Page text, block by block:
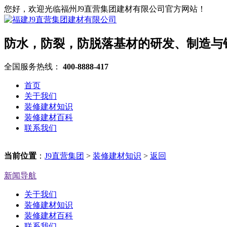
您好，欢迎光临福州J9直营集团建材有限公司官方网站！
防水，防裂，防脱落基材的研发、制造与
全国服务热线： 400-8888-417
首页
关于我们
装修建材知识
装修建材百科
联系我们
当前位置 ： J9直营集团 > 装修建材知识 > 返回
新闻导航
关于我们
装修建材知识
装修建材百科